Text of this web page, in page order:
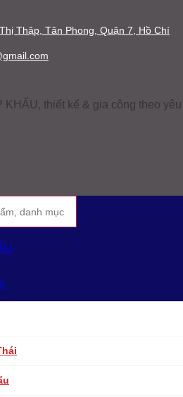
Thập, Tân Phong, Quận 7, Hồ Chí
KHẨU, thiết kế & gia công theo yêu